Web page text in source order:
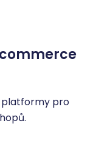
platformy pro